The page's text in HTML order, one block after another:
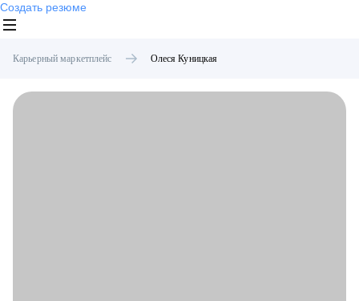
Создать резюме
Карьерный маркетплейс Олеся Куницкая